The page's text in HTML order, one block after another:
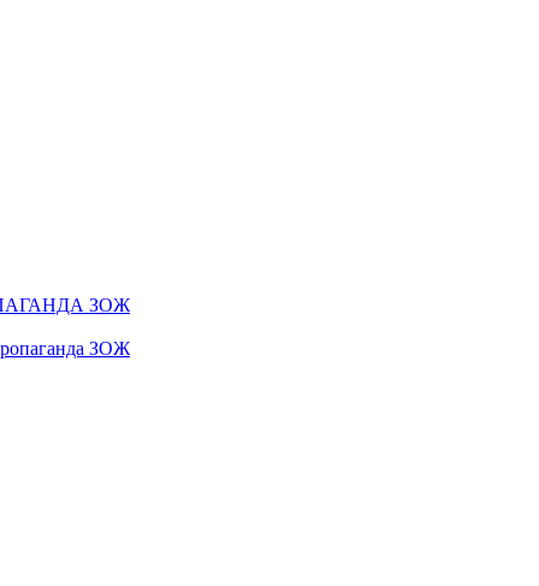
ЗОЖ
ЗОЖ